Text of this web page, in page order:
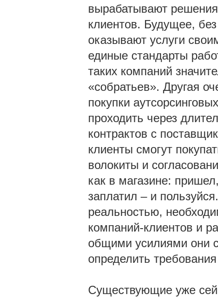
вырабатывают
клиентов. Будущее,
оказывают услуги
единые стандарты
таких компаний
«собратьев». Другая
покупки
проходить через
контрактов с
клиенты смогут
волокиты и
как в магазине:
заплатил – и
реальностью,
компаний-клиентов и
общими усилиями они
определить
Существующие уже